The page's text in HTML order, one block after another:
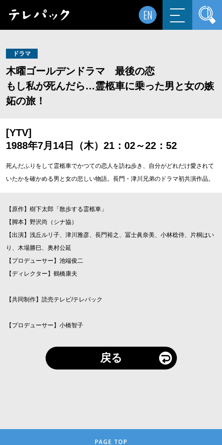
EN
ドラマ
木曜ゴールデンドラマ 最後の恋
もし私が死んだら…霊柩車に乗った男と女の嫉
妬の旅！
[YTV]
1988年7月14日（木）21：02～22：52
死んだふりをして霊柩車でかつての恋人を訪ね歩き、自分がどれだけ愛されて
いたかを確かめる男と女の悲しい物語。長門・津川兄弟のドラマ初共演作品。
【原作】樹下太郎「散歩する霊柩車」
【脚本】野沢尚（シナ協）
【出演】浅丘ルリ子、津川雅彦、長門裕之、冨士眞奈美、小林稔侍、片桐はい
り、木場勝巳、奥村公延
【プロデューサー】池端俊二
【ディレクター】鶴橋康夫
【共同制作】読売テレビ/テレパック
【プロデューサー】小橋智子
戻る